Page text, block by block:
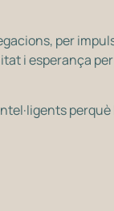
per
i esperança